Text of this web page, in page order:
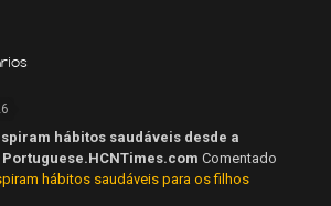
hábitos saudáveis desde a
Comentado
hábitos saudáveis para os filhos